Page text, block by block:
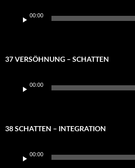
Player
00:00
37 VERSÖHNUNG – SCHATTEN
Player
00:00
38 SCHATTEN – INTEGRATION
Player
00:00